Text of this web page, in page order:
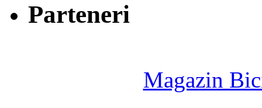
Parteneri
Magazin